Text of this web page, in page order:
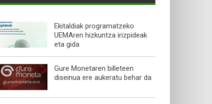
Ekitaldiak programatzeko
UEMAren hizkuntza irizpideak
eta gida
Gure Monetaren billeteen
diseinua ere aukeratu behar da